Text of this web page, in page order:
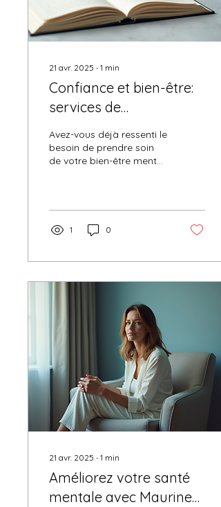
21 avr. 2025 ∙ 1 min
Confiance et bien-être:
services de
psychothérapie de
qualité
Avez-vous déjà ressenti le
besoin de prendre soin
de votre bien-être mental
1 0
21 avr. 2025 ∙ 1 min
Améliorez votre santé
mentale avec Maurine